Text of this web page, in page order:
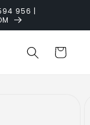
956 |
Cart